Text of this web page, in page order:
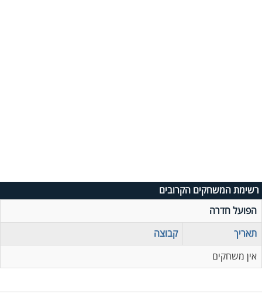
רשימת המשחקים הקרובים
הפועל חדרה
תאריך
קבוצה
אין משחקים